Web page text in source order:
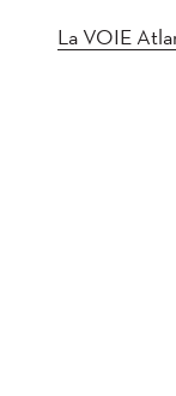
La VOIE